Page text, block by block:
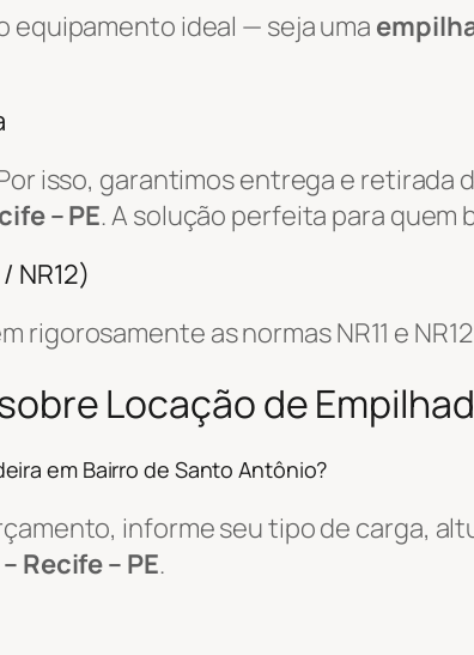
equipamento ideal — seja uma
isso, garantimos entrega e retirada
– PE. A solução perfeita para quem
NR12)
rigorosamente as normas NR11 e
Locação de
em Bairro de Santo Antônio?
informe seu tipo de carga,
Recife – PE.